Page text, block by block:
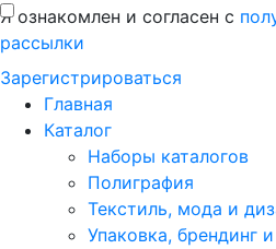
Я ознакомлен и согласен с
рассылки
Зaрегистрироваться
Главная
Каталог
Наборы каталогов
Полиграфия
Текстиль, мода и
Упаковка, брендинг